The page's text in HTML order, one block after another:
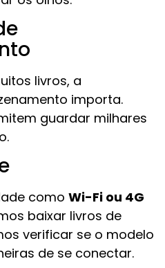
livros, a
importa.
guardar milhares
como Wi-Fi ou 4G
baixar livros de
verificar se o modelo
de se conectar.